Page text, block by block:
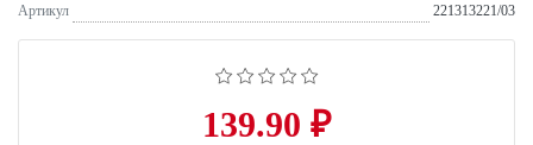
Артикул 221313221/03
139.90 ₽